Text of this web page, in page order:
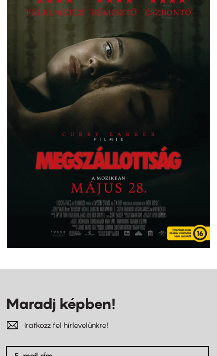
Maradj képben!
Iratkozz fel hírlevelünkre!